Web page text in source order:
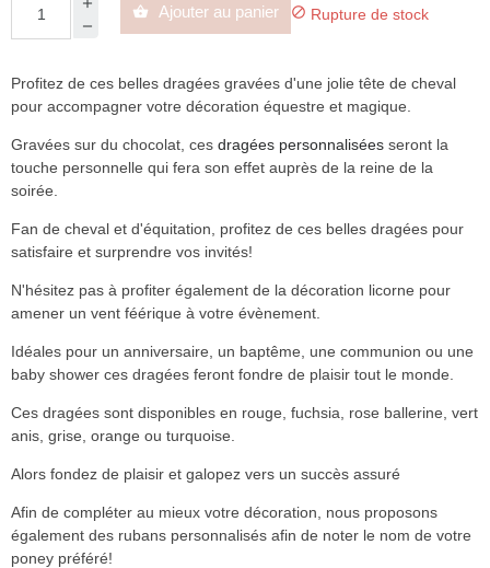
 Ajouter au panier  Rupture de stock
Profitez de ces belles dragées gravées d'une jolie tête de cheval
pour accompagner votre décoration équestre et magique.
Gravées sur du chocolat, ces dragées personnalisées seront la
touche personnelle qui fera son effet auprès de la reine de la
soirée.
Fan de cheval et d'équitation, profitez de ces belles dragées pour
satisfaire et surprendre vos invités!
N'hésitez pas à profiter également de la décoration licorne pour
amener un vent féérique à votre évènement.
Idéales pour un anniversaire, un baptême, une communion ou une
baby shower ces dragées feront fondre de plaisir tout le monde.
Ces dragées sont disponibles en rouge, fuchsia, rose ballerine, vert
anis, grise, orange ou turquoise.
Alors fondez de plaisir et galopez vers un succès assuré
Afin de compléter au mieux votre décoration, nous proposons
également des rubans personnalisés afin de noter le nom de votre
poney préféré!